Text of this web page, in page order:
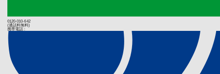
詳細は
す。
(個人情報
情報を提供さ
利を有してい
販売店、
転居、贈
第２項及
から修理
ない場合
送料の負
する場合
0120-010-642
(通話料無料)
携帯電話 :